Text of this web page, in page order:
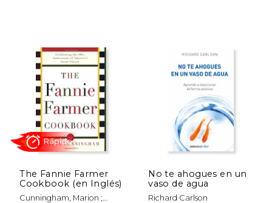
$ 49.84
The Fannie Farmer
Cookbook (en Inglés)
Cunningham, Marion ;
No te ahogues en un
vaso de agua
Richard Carlson